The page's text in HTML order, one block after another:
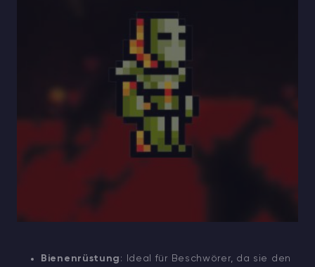
Bienenrüstung : Ideal für Beschwörer, da sie den